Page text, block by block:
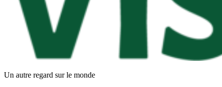
Un autre regard sur le monde